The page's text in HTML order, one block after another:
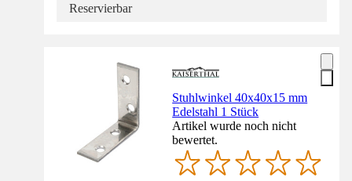
Reservierbar
Stuhlwinkel 40x40x15 mm
Edelstahl 1 Stück
Artikel wurde noch nicht
bewertet.